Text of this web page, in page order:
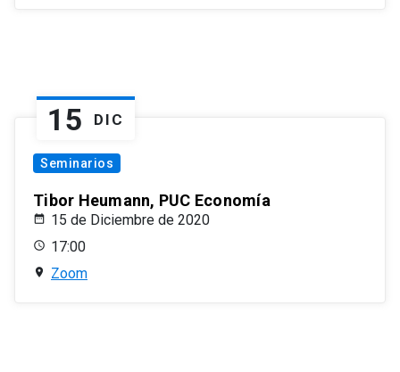
15 DIC
Seminarios
Tibor Heumann, PUC Economía
15 de Diciembre de 2020
17:00
Zoom